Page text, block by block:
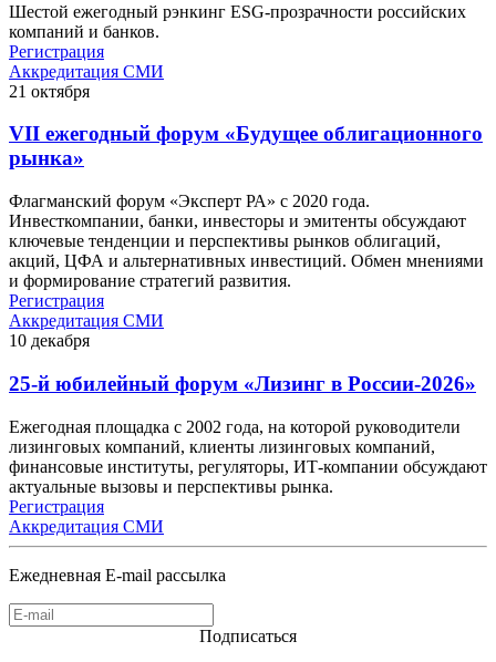
Шестой ежегодный рэнкинг ESG-прозрачности российских
компаний и банков.
Регистрация
Аккредитация СМИ
21 октября
VII ежегодный форум «Будущее облигационного
рынка»
Флагманский форум «Эксперт РА» с 2020 года.
Инвесткомпании, банки, инвесторы и эмитенты обсуждают
ключевые тенденции и перспективы рынков облигаций,
акций, ЦФА и альтернативных инвестиций. Обмен мнениями
и формирование стратегий развития.
Регистрация
Аккредитация СМИ
10 декабря
25-й юбилейный форум «Лизинг в России-2026»
Ежегодная площадка с 2002 года, на которой руководители
лизинговых компаний, клиенты лизинговых компаний,
финансовые институты, регуляторы, ИТ-компании обсуждают
актуальные вызовы и перспективы рынка.
Регистрация
Аккредитация СМИ
Ежедневная E-mail рассылка
Подписаться